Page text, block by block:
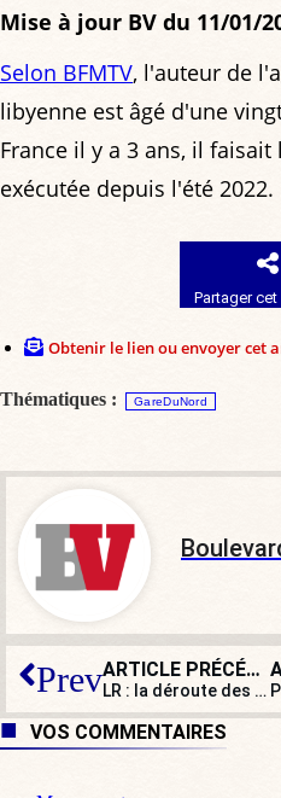
Mise à jour BV du 11/01/
Selon BFMTV, l'auteur de
libyenne est âgé d'une
France il y a 3 ans, il
exécutée depuis l'été 2022.
Partager
Obtenir le lien ou envoyer cet
Thématiques : GareDuNord
Prev ARTICLE PRÉCÉDENT
LR : la déroute des retraites !
VOS COMMENTAIRES